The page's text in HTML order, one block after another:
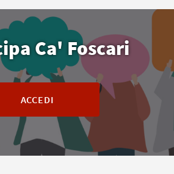
Ca' Foscari
ACCEDI